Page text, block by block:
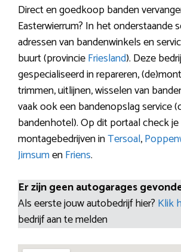
Direct en goedkoop banden
Easterwierrum? In het onderstaande
adressen van bandenwinkels en
buurt (provincieFriesland). Deze
gespecialiseerd in repareren,
trimmen, uitlijnen, wisselen van
vaak ook een bandenopslag service
bandenhotel). Op dit portaal check
montagebedrijven inTersoal,
JirnsumenFriens.
Er zijn geen autogarages
Als eerste jouw autobedrijf hier? Klik
bedrijf aan te melden